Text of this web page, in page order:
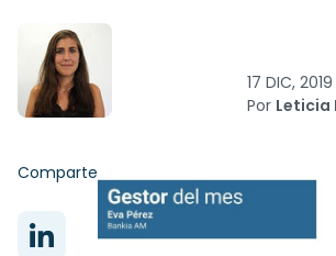
17 DIC, 2019
Por Leticia
Comparte